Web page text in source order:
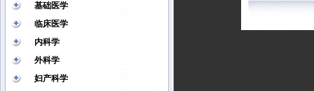
基础医学
临床医学
内科学
外科学
妇产科学